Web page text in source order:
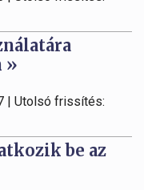
»
| Utolsó frissítés:
be az